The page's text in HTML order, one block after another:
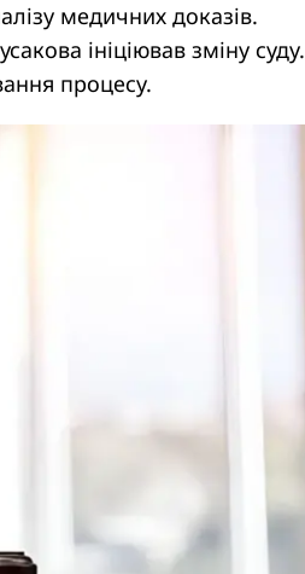
медичних доказів.
ініціював зміну суду.
процесу.